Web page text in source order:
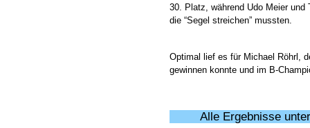
30. Platz, während Udo Meier und
die “Segel streichen” mussten.
Optimal lief es für Michael Röhrl,
gewinnen konnte und im B-
Alle Ergebnisse